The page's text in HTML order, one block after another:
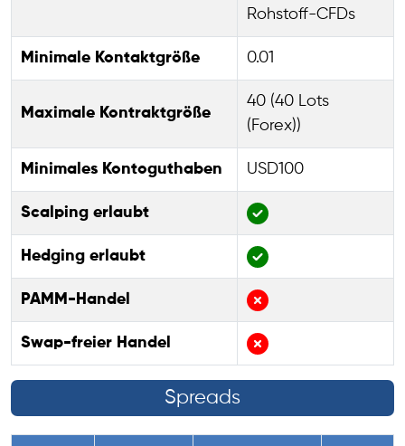
Rohstoff-CFDs
Minimale Kontaktgröße 0.01
Maximale Kontraktgröße
40 (40 Lots
(Forex))
Minimales Kontoguthaben USD100
Scalping erlaubt
Hedging erlaubt
PAMM-Handel
Swap-freier Handel
Spreads